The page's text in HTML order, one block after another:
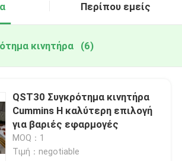
Περίπου εμείς
κινητήρα (6)
QST30 Συγκρότημα κινητήρα
Cummins Η καλύτερη επιλογή
για βαριές εφαρμογές
MOQ：1
Τιμή：negotiable